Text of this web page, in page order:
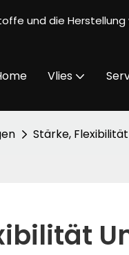
und die
Vlies
Stärke,